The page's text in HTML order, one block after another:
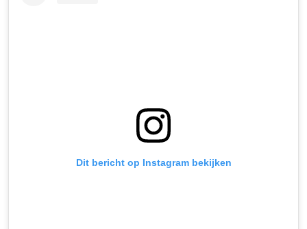
Dit bericht op Instagram bekijken